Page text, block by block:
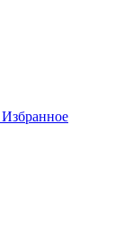
Избранное